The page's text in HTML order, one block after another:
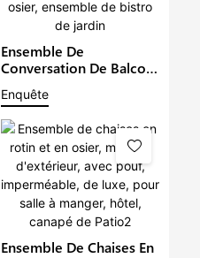
Ensemble De
Conversation De Balcon
Moderne, Chaises De
Patio En Rotin, Mobilier
De Jardin, Ensemble De
Salle À Manger
D'extérieur En Osier,
Ensemble De Bistro De
Jardin
Enquête
Ensemble De Chaises En